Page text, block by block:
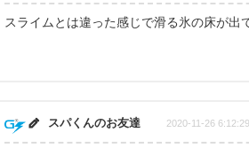
スライムとは違った感じで滑る氷の床が出
スパくんのお友達 2020-11-26 6:12:29